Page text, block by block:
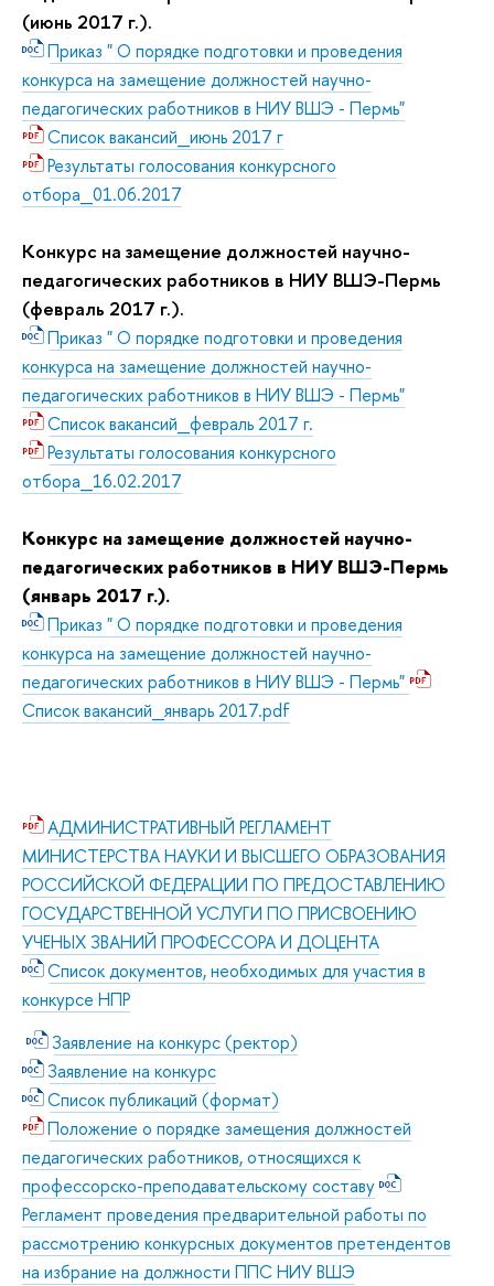
(июнь 2017 г.).
Приказ " О порядке подготовки и проведения
конкурса на замещение должностей научно-
педагогических работников в НИУ ВШЭ - Пермь"
Список вакансий_июнь 2017 г
Результаты голосования конкурсного
отбора_01.06.2017
Конкурс на замещение должностей научно-
педагогических работников в НИУ ВШЭ-Пермь
(февраль 2017 г.).
Приказ " О порядке подготовки и проведения
конкурса на замещение должностей научно-
педагогических работников в НИУ ВШЭ - Пермь"
Список вакансий_февраль 2017 г.
Результаты голосования конкурсного
отбора_16.02.2017
Конкурс на замещение должностей научно-
педагогических работников в НИУ ВШЭ-Пермь
(январь 2017 г.).
Приказ " О порядке подготовки и проведения
конкурса на замещение должностей научно-
педагогических работников в НИУ ВШЭ - Пермь"
Список вакансий_январь 2017.pdf
АДМИНИСТРАТИВНЫЙ РЕГЛАМЕНТ
МИНИСТЕРСТВА НАУКИ И ВЫСШЕГО ОБРАЗОВАНИЯ
РОССИЙСКОЙ ФЕДЕРАЦИИ ПО ПРЕДОСТАВЛЕНИЮ
ГОСУДАРСТВЕННОЙ УСЛУГИ ПО ПРИСВОЕНИЮ
УЧЕНЫХ ЗВАНИЙ ПРОФЕССОРА И ДОЦЕНТА
Список документов, необходимых для участия в
конкурсе НПР
Заявление на конкурс (ректор)
Заявление на конкурс
Список публикаций (формат)
Положение о порядке замещения должностей
педагогических работников, относящихся к
профессорско-преподавательскому составу
Регламент проведения предварительной работы по
рассмотрению конкурсных документов претендентов
на избрание на должности ППС НИУ ВШЭ